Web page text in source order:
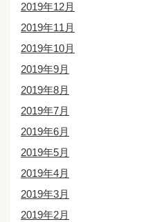
2019年12月
2019年11月
2019年10月
2019年9月
2019年8月
2019年7月
2019年6月
2019年5月
2019年4月
2019年3月
2019年2月